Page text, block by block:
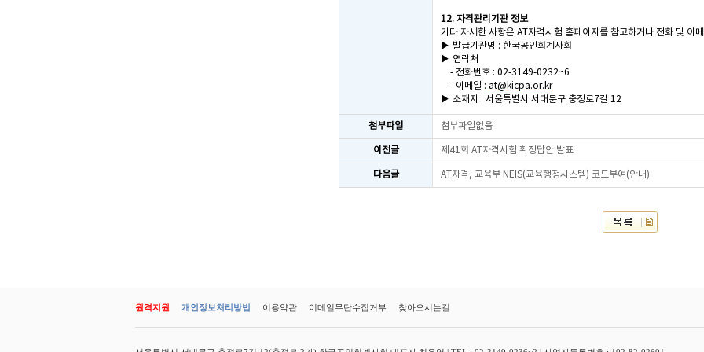
12. 자격관리기관 정보
기타 자세한 사항은 AT자격시험 홈페이지를 참고하거나 전화 및 이
▶ 발급기관명 : 한국공인회계사회
▶ 연락처
- 전화번호 : 02-3149-0232~6
- 이메일 : at@kicpa.or.kr
▶ 소재지 : 서울특별시 서대문구 충정로7길 12
첨부파일 첨부파일없음
이전글 제41회 AT자격시험 확정답안 발표
다음글 AT자격, 교육부 NEIS(교육행정시스템) 코드부여(안내)
원격지원 개인정보처리방법 이용약관 이메일무단수집거부 찾아오시는길